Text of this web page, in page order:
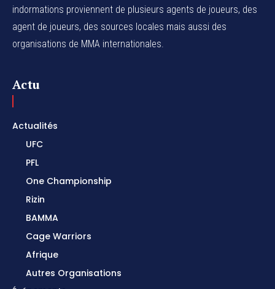
indormations proviennent de plusieurs agents de joueurs, des
agent de joueurs, des sources locales mais aussi des
organisations de MMA internationales.
Actu
Actualités
UFC
PFL
One Championship
Rizin
BAMMA
Cage Warriors
Afrique
Autres Organisations